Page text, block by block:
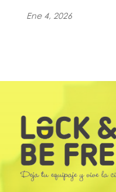
Ene 4, 2026